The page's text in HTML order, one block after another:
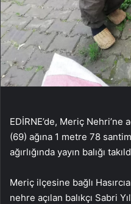
EDİRNE’de, Meriç Nehri’ne
(69) ağına 1 metre 78
ağırlığında yayın balığı
Meriç ilçesine bağlı
nehre açılan balıkçı Sabri